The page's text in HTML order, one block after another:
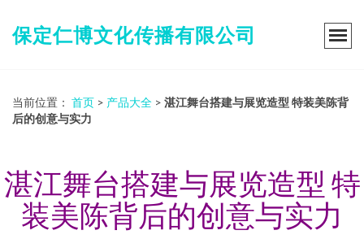
保定仁博文化传播有限公司
当前位置： 首页 > 产品大全 > 湛江舞台搭建与展览造型 特装美陈背
后的创意与实力
湛江舞台搭建与展览造型 特
装美陈背后的创意与实力